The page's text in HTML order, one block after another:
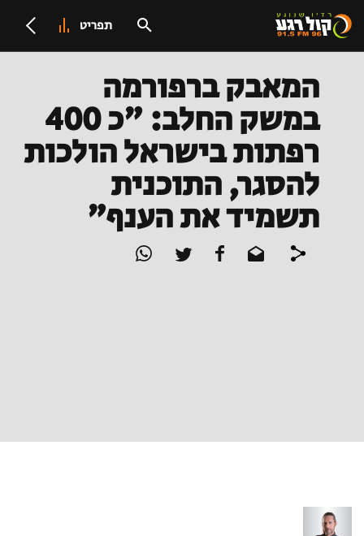
תפריט
המאבק ברפורמה
במשק החלב: "כ 400
רפתות בישראל הולכות
להסגר, התוכנית
תשמיד את הענף"